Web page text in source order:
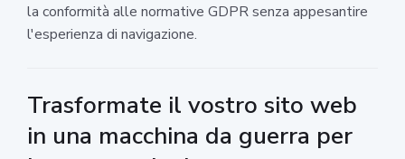
la conformità alle normative GDPR senza appesantire
l'esperienza di navigazione.
Trasformate il vostro sito web
in una macchina da guerra per